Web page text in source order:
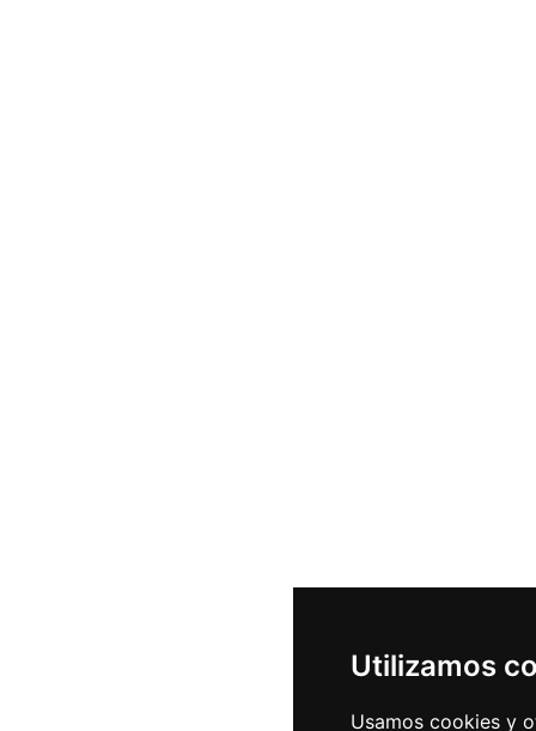
Utilizamos
Usamos cookies y